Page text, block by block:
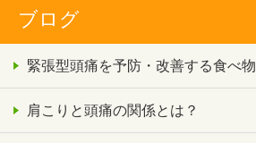
ブログ
緊張型頭痛を予防・改善する食べ
肩こりと頭痛の関係とは？